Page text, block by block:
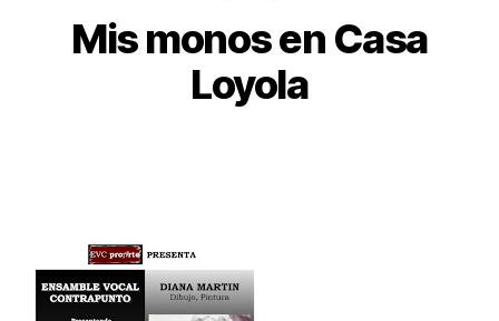
Mis monos en Casa
Loyola